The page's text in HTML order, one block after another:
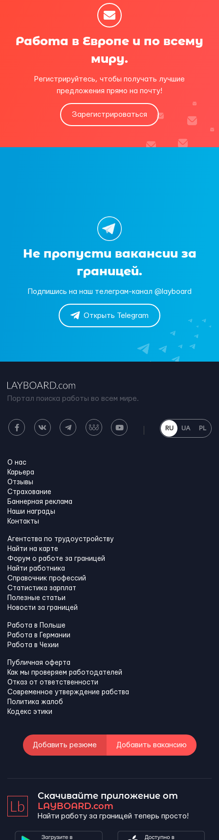
Работа в Европе и по всему
миру.
Регистрируйтесь, чтобы получать лучшие
предложения прямо на почту!
Зарегистрироваться
Не пропусти вакансии за
границей.
Подпишись на наш телеграм-канал @layboard
Открыть Telegram
Портал поиска работы во всем мире.
RU UA PL
О нас
Карьера
Отзывы
Страхование
Баннерная реклама
Наши награды
Контакты
Агентства по трудоустройству
Найти на карте
Форум о работе за границей
Найти работника
Справочник профессий
Статистика зарплат
Полезные статьи
Новости за границей
Работа в Польше
Работа в Германии
Работа в Чехии
Публичная оферта
Как мы проверяем работодателей
Отказ от ответственности
Современное утверждение рабства
Политика жалоб
Кодекс этики
Добавить резюме Добавить вакансию
Скачивайте приложение от
LAYBOARD.com
Найти работу за границей теперь просто!